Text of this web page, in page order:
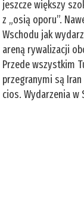
jeszcze większy
z „osią oporu”.
Wschodu jak
areną rywalizacji
Przede wszystkim
przegranymi są
cios. Wydarzenia w